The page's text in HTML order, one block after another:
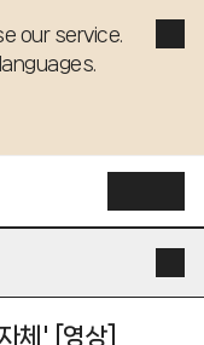
our service.
체' [영상]